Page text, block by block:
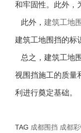
和牢固性。此外，
此外， 建筑工地
建筑工地围挡的标
总之，建筑工地
视围挡施工的质量
利进行奠定基础。
TAG 成都围挡 成都